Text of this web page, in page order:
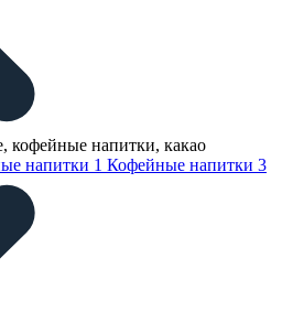
кофейные напитки, какао
напитки 1 Кофейные напитки 3